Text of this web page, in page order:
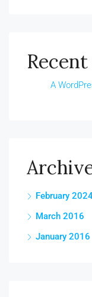
A
February
March 2016
January 2016